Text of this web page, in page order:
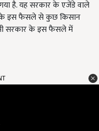
है. यह सरकार के एजेंडे वाले
के इस फैसले से कुछ किसान
सरकार के इस फैसले में